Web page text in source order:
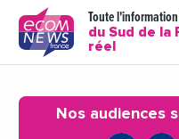
Toute
du Sud de la
réel
Nos audiences